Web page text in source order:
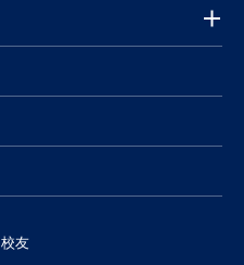
校友